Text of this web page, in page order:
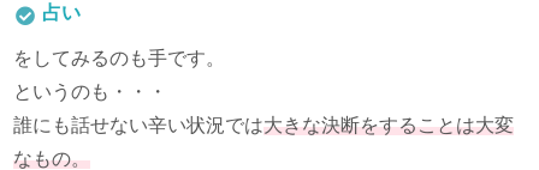
占い
をしてみるのも手です。
というのも・・・
誰にも話せない辛い状況では大きな決断をすることは大変
なもの。